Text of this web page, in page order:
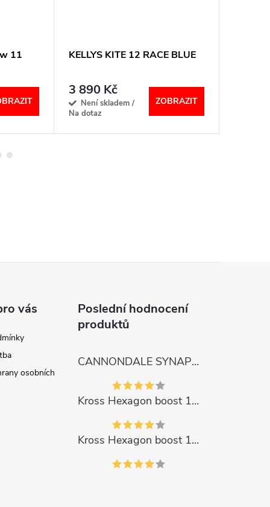
11 KELLYS KITE 12 RACE BLUE
3 890 Kč
Není skladem /
Na dotaz
ZOBRAZIT
vás
osobních
Poslední hodnocení
produktů
CANNONDALE SYNAPSE CARBON 4
Kross Hexagon boost 1.0 500Wh 2023
Kross Hexagon boost 1.0 500Wh 2023